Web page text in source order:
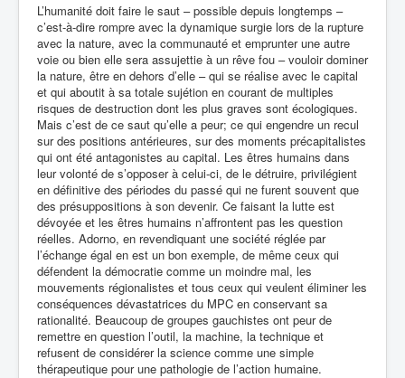
L’humanité doit faire le saut – possible depuis longtemps –
c’est-à-dire rompre avec la dynamique surgie lors de la rupture
avec la nature, avec la communauté et emprunter une autre
voie ou bien elle sera assujettie à un rêve fou – vouloir dominer
la nature, être en dehors d’elle – qui se réalise avec le capital
et qui aboutit à sa totale sujétion en courant de multiples
risques de destruction dont les plus graves sont écologiques.
Mais c’est de ce saut qu’elle a peur; ce qui engendre un recul
sur des positions antérieures, sur des moments précapitalistes
qui ont été antagonistes au capital. Les êtres humains dans
leur volonté de s’opposer à celui-ci, de le détruire, privilégient
en définitive des périodes du passé qui ne furent souvent que
des présuppositions à son devenir. Ce faisant la lutte est
dévoyée et les êtres humains n’affrontent pas les question
réelles. Adorno, en revendiquant une société réglée par
l’échange égal en est un bon exemple, de même ceux qui
défendent la démocratie comme un moindre mal, les
mouvements régionalistes et tous ceux qui veulent éliminer les
conséquences dévastatrices du MPC en conservant sa
rationalité. Beaucoup de groupes gauchistes ont peur de
remettre en question l’outil, la machine, la technique et
refusent de considérer la science comme une simple
thérapeutique pour une pathologie de l’action humaine.